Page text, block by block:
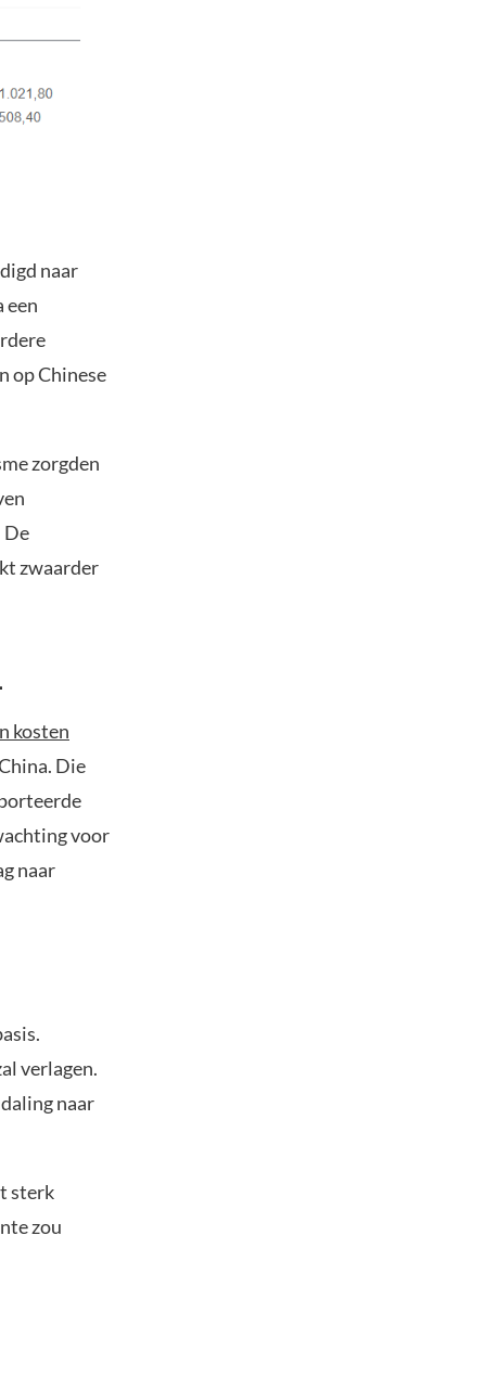
naar
een
op Chinese
zorgden
De
zwaarder
kosten
Die
voor
naar
verlagen.
naar
sterk
zou